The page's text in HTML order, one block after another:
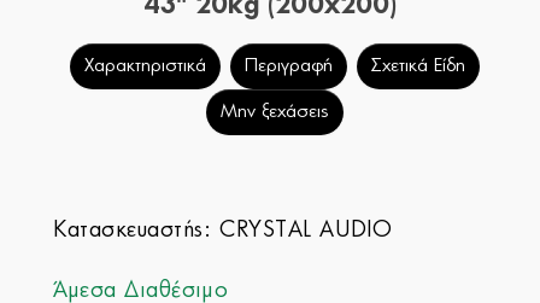
43" 20kg (200x200)
Χαρακτηριστικά Περιγραφή Σχετικά Είδη
Μην ξεχάσεις
Κατασκευαστής:CRYSTAL AUDIO
Άμεσα Διαθέσιμο